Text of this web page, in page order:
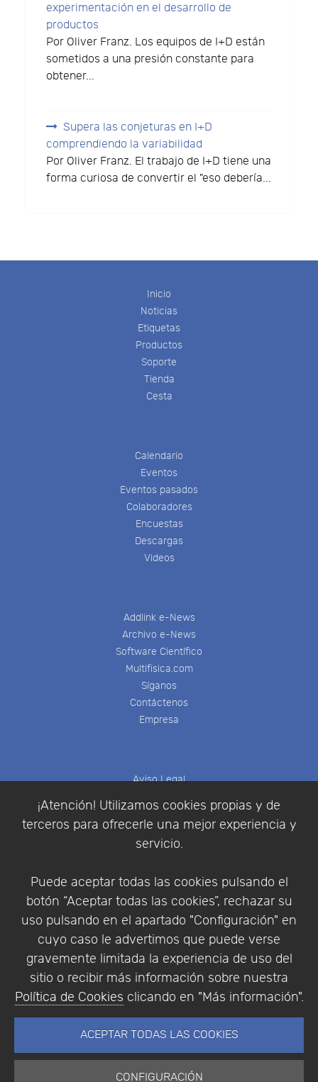
¡Atención! Utilizamos cookies propias y de
terceros para ofrecerle una mejor experiencia y
servicio.
Puede aceptar todas las cookies pulsando el
botón “Aceptar todas las cookies”, rechazar su
uso pulsando en el apartado "Configuración" en
cuyo caso le advertimos que puede verse
gravemente limitada la experiencia de uso del
sitio o recibir más información sobre nuestra
Política de Cookies clicando en "Más información".
ACEPTAR TODAS LAS COOKIES
CONFIGURACIÓN
experimentación en el desarrollo de
productos
Por Oliver Franz. Los equipos de I+D están
sometidos a una presión constante para
obtener...
Supera las conjeturas en I+D
comprendiendo la variabilidad
Por Oliver Franz. El trabajo de I+D tiene una
forma curiosa de convertir el "eso debería...
Inicio
Noticias
Etiquetas
Productos
Soporte
Tienda
Cesta
Calendario
Eventos
Eventos pasados
Colaboradores
Encuestas
Descargas
Videos
Addlink e-News
Archivo e-News
Software Científico
Multifisica.com
Síganos
Contáctenos
Empresa
Aviso Legal
Política de Privacidad
Condiciones de compra
Identificarse
Empresa|Aviso Legal| Política de Privacidad |
Política de Cookies
© Copyright 1994 - 2026. Addlink Software
Científico, S.L.
Portugal.